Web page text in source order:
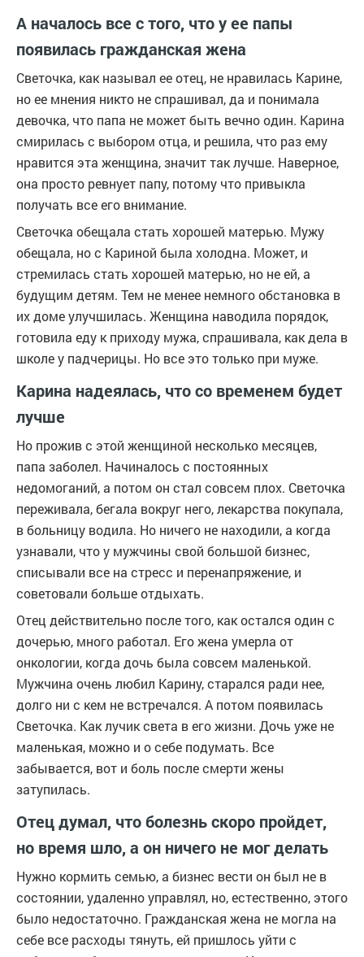
А началось все с того, что у ее папы
появилась гражданская жена
Светочка, как называл ее отец, не нравилась Карине,
но ее мнения никто не спрашивал, да и понимала
девочка, что папа не может быть вечно один. Карина
смирилась с выбором отца, и решила, что раз ему
нравится эта женщина, значит так лучше. Наверное,
она просто ревнует папу, потому что привыкла
получать все его внимание.
Светочка обещала стать хорошей матерью. Мужу
обещала, но с Кариной была холодна. Может, и
стремилась стать хорошей матерью, но не ей, а
будущим детям. Тем не менее немного обстановка в
их доме улучшилась. Женщина наводила порядок,
готовила еду к приходу мужа, спрашивала, как дела в
школе у падчерицы. Но все это только при муже.
Карина надеялась, что со временем будет
лучше
Но прожив с этой женщиной несколько месяцев,
папа заболел. Начиналось с постоянных
недомоганий, а потом он стал совсем плох. Светочка
переживала, бегала вокруг него, лекарства покупала,
в больницу водила. Но ничего не находили, а когда
узнавали, что у мужчины свой большой бизнес,
списывали все на стресс и перенапряжение, и
советовали больше отдыхать.
Отец действительно после того, как остался один с
дочерью, много работал. Его жена умерла от
онкологии, когда дочь была совсем маленькой.
Мужчина очень любил Карину, старался ради нее,
долго ни с кем не встречался. А потом появилась
Светочка. Как лучик света в его жизни. Дочь уже не
маленькая, можно и о себе подумать. Все
забывается, вот и боль после смерти жены
затупилась.
Отец думал, что болезнь скоро пройдет,
но время шло, а он ничего не мог делать
Нужно кормить семью, а бизнес вести он был не в
состоянии, удаленно управлял, но, естественно, этого
было недостаточно. Гражданская жена не могла на
себе все расходы тянуть, ей пришлось уйти с